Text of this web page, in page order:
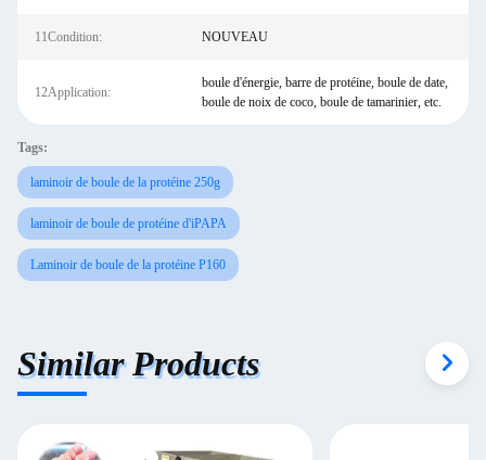
11Condition: NOUVEAU
12Application:
boule d'énergie, barre de protéine, boule de date,
boule de noix de coco, boule de tamarinier, etc.
Tags:
laminoir de boule de la protéine 250g
laminoir de boule de protéine d'iPAPA
Laminoir de boule de la protéine P160
Similar Products